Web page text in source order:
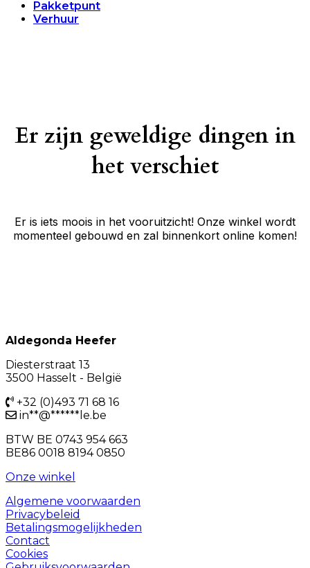
Pakketpunt
Verhuur
Er zijn geweldige dingen in
het verschiet
Er is iets moois in het vooruitzicht! Onze winkel wordt
momenteel gebouwd en zal binnenkort online komen!
Aldegonda Heefer
Diesterstraat 13
3500 Hasselt - België
+32 (0)493 71 68 16
in**@****** le.be
BTW BE 0743 954 663
BE86 0018 8194 0850
Onze winkel
Algemene voorwaarden
Privacybeleid
Betalingsmogelijkheden
Contact
Cookies